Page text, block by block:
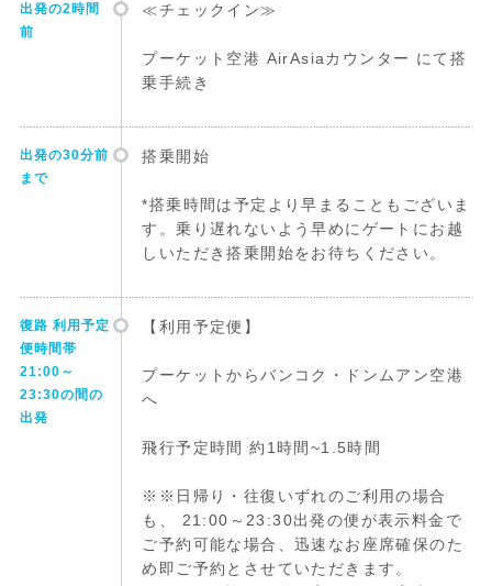
出発の2時間
前
≪チェックイン≫
プーケット空港 AirAsiaカウンター にて搭
乗手続き
出発の30分前
まで
搭乗開始
*搭乗時間は予定より早まることもございま
す。乗り遅れないよう早めにゲートにお越
しいただき搭乗開始をお待ちください。
復路 利用予定
便時間帯
21:00～
23:30の間の
出発
【利用予定便】
プーケットからバンコク・ドンムアン空港
へ
飛行予定時間 約1時間~1.5時間
※※日帰り・往復いずれのご利用の場合
も、 21:00～23:30出発の便が表示料金で
ご予約可能な場合、迅速なお座席確保のた
め即ご予約とさせていただきます。